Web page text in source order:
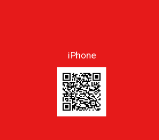
iPhone